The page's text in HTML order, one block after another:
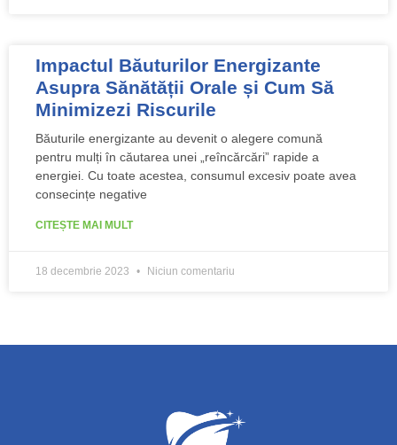
Impactul Băuturilor Energizante
Asupra Sănătății Orale și Cum Să
Minimizezi Riscurile
Băuturile energizante au devenit o alegere comună
pentru mulți în căutarea unei „reîncărcări” rapide a
energiei. Cu toate acestea, consumul excesiv poate avea
consecințe negative
CITEȘTE MAI MULT
18 decembrie 2023 Niciun comentariu